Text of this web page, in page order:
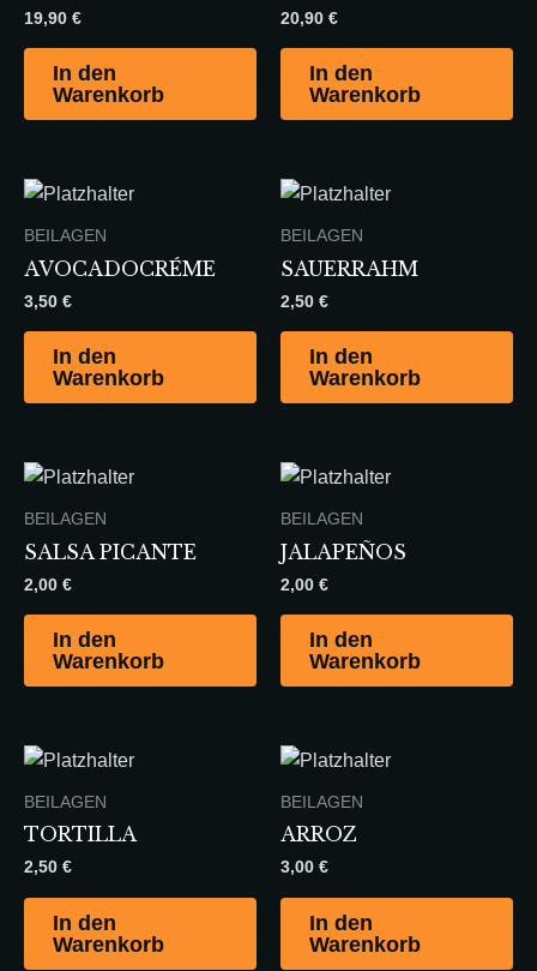
19,90 €
In den
Warenkorb
20,90 €
In den
Warenkorb
BEILAGEN
AVOCADOCRÉME
3,50 €
In den
Warenkorb
BEILAGEN
SAUERRAHM
2,50 €
In den
Warenkorb
BEILAGEN
SALSA PICANTE
2,00 €
In den
Warenkorb
BEILAGEN
JALAPEÑOS
2,00 €
In den
Warenkorb
BEILAGEN
TORTILLA
2,50 €
In den
Warenkorb
BEILAGEN
ARROZ
3,00 €
In den
Warenkorb